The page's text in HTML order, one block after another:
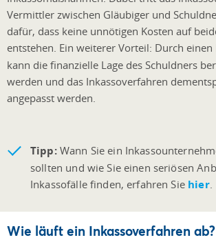
Vermittler zwischen Gläubiger und
dafür, dass keine unnötigen Kosten auf
entstehen. Ein weiterer Vorteil: Durch einen
kann die finanzielle Lage des Schuldners
werden und das Inkassoverfahren
angepasst werden.
Tipp:Wann Sie ein
sollten und wie Sie einen seriösen
Inkassofälle finden, erfahren Sie hier.
Wie läuft ein Inkassoverfahren ab?